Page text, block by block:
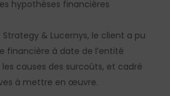
hypothèses financières
Strategy & Lucernys, le client a pu
financière à date de l’entité
causes des surcoûts, et cadré
à mettre en œuvre.